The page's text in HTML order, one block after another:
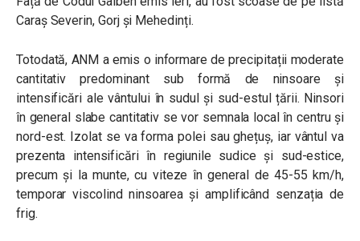
Caraș Severin, Gorj și Mehedinți.
Totodată, ANM a emis o informare de precipitații moderate
cantitativ predominant sub formă de ninsoare și
intensificări ale vântului în sudul și sud-estul țării. Ninsori
în general slabe cantitativ se vor semnala local în centru și
nord-est. Izolat se va forma polei sau ghețuș, iar vântul va
prezenta intensificări în regiunile sudice și sud-estice,
precum și la munte, cu viteze în general de 45-55 km/h,
temporar viscolind ninsoarea și amplificând senzația de
frig.